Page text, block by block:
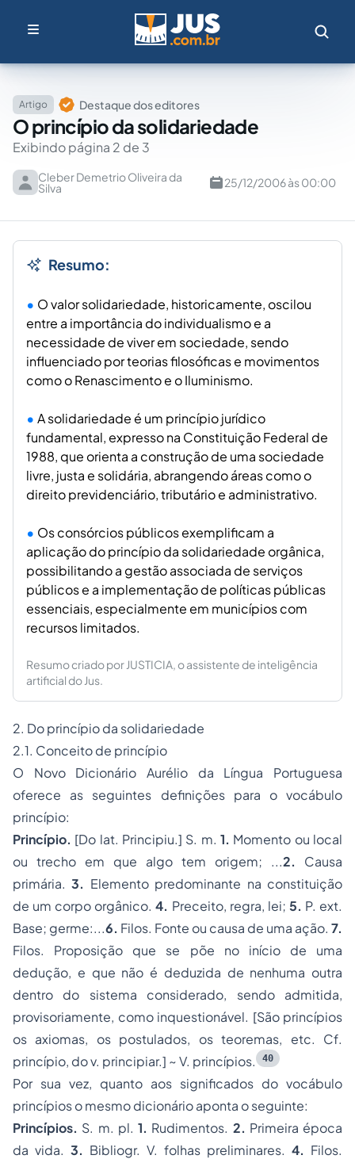
Artigo Destaque dos editores
O princípio da solidariedade
Exibindo página 2 de 3
Cleber Demetrio Oliveira da
Silva 25/12/2006 às 00:00
Resumo:
O valor solidariedade, historicamente, oscilou
entre a importância do individualismo e a
necessidade de viver em sociedade, sendo
influenciado por teorias filosóficas e movimentos
como o Renascimento e o Iluminismo.
A solidariedade é um princípio jurídico
fundamental, expresso na Constituição Federal de
1988, que orienta a construção de uma sociedade
livre, justa e solidária, abrangendo áreas como o
direito previdenciário, tributário e administrativo.
Os consórcios públicos exemplificam a
aplicação do princípio da solidariedade orgânica,
possibilitando a gestão associada de serviços
públicos e a implementação de políticas públicas
essenciais, especialmente em municípios com
recursos limitados.
Resumo criado por JUSTICIA, o assistente de inteligência
artificial do Jus.
2. Do princípio da solidariedade
2.1. Conceito de princípio
O Novo Dicionário Aurélio da Língua Portuguesa
oferece as seguintes definições para o vocábulo
princípio:
Princípio. [Do lat. Principiu.] S. m.1. Momento ou local
ou trecho em que algo tem origem; ...2. Causa
primária.3. Elemento predominante na constituição
de um corpo orgânico.4. Preceito, regra, lei; 5. P. ext.
Base; germe:...6. Filos. Fonte ou causa de uma ação. 7.
Filos. Proposição que se põe no início de uma
dedução, e que não é deduzida de nenhuma outra
dentro do sistema considerado, sendo admitida,
provisoriamente, como inquestionável. [São princípios
os axiomas, os postulados, os teoremas, etc. Cf.
princípio, do v. principiar.] ~ V. princípios. 40
Por sua vez, quanto aos significados do vocábulo
princípioso mesmo dicionário aponta o seguinte:
Princípios. S. m. pl. 1. Rudimentos. 2. Primeira época
da vida. 3. Bibliogr. V. folhas preliminares. 4. Filos.